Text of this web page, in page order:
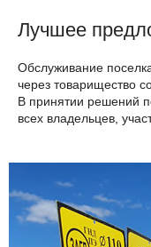
Лучшее
Обслуживание
через товарищество
В принятии решений
всех владельцев,